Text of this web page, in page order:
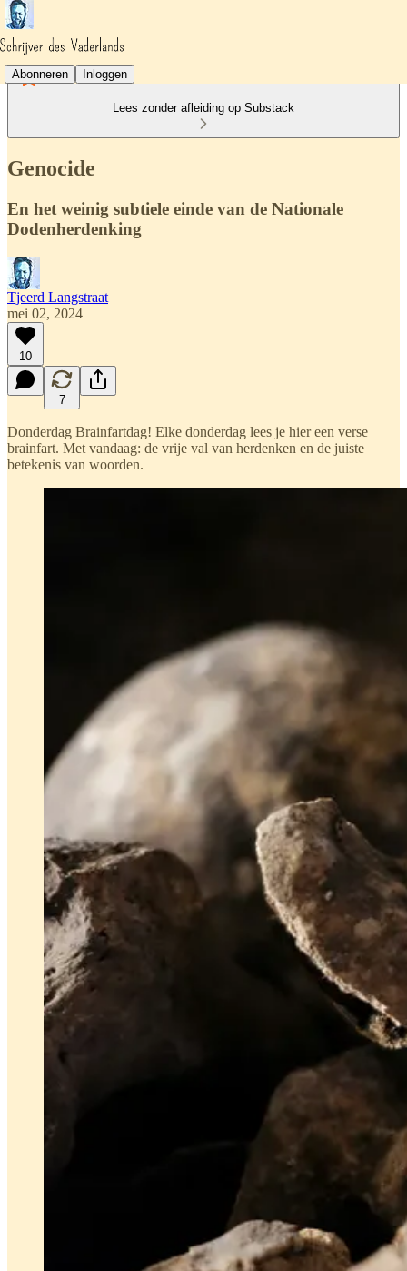
Abonneren Inloggen
Lees zonder afleiding op Substack
Genocide
En het weinig subtiele einde van de Nationale
Dodenherdenking
Tjeerd Langstraat
mei 02, 2024
10
7
Donderdag Brainfartdag! Elke donderdag lees je hier een verse
brainfart. Met vandaag: de vrije val van herdenken en de juiste
betekenis van woorden.